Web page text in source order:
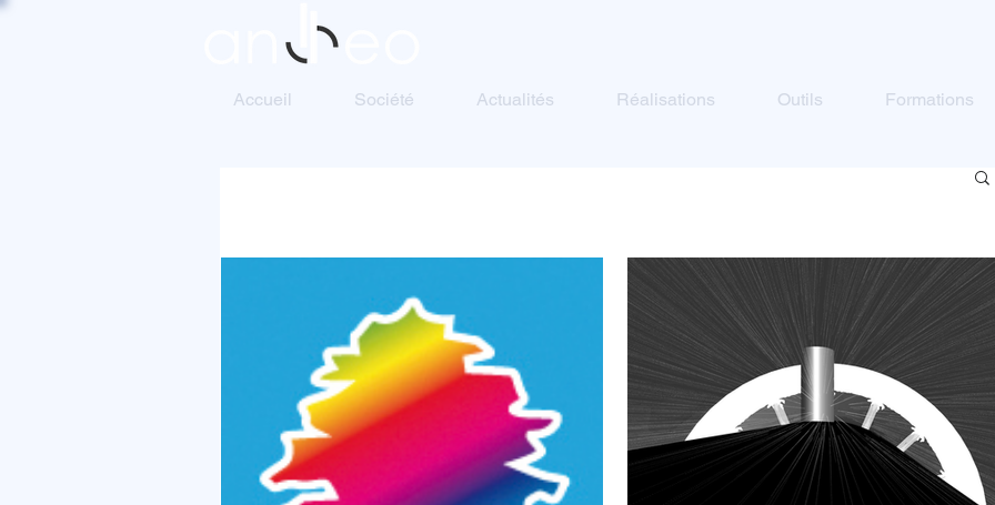
Accueil Société Actualités Réalisations Outils Formations